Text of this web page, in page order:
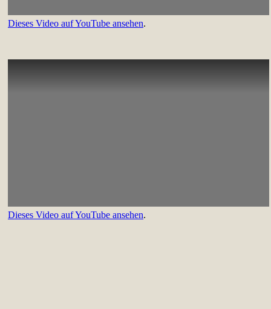
Dieses Video auf YouTube ansehen.
Dieses Video auf YouTube ansehen.